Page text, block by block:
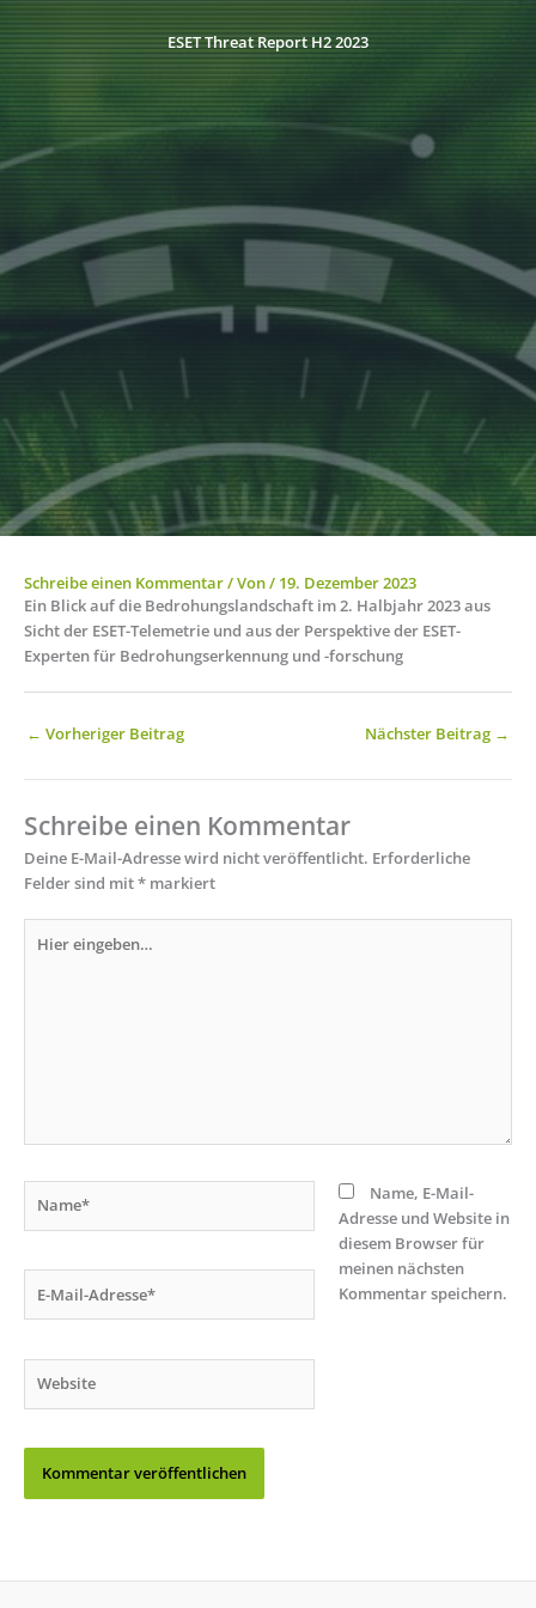
ESET Threat Report H2 2023
Schreibe einen Kommentar/ Von/ 19. Dezember 2023
Ein Blick auf die Bedrohungslandschaft im 2. Halbjahr 2023 aus
Sicht der ESET-Telemetrie und aus der Perspektive der ESET-
Experten für Bedrohungserkennung und -forschung
← Vorheriger Beitrag Nächster Beitrag →
Schreibe einen Kommentar
Deine E-Mail-Adresse wird nicht veröffentlicht. Erforderliche
Felder sind mit* markiert
eingeben…
Mail-
Name, E-Mail-
Adresse und Website in
diesem Browser für
meinen nächsten
Kommentar speichern.